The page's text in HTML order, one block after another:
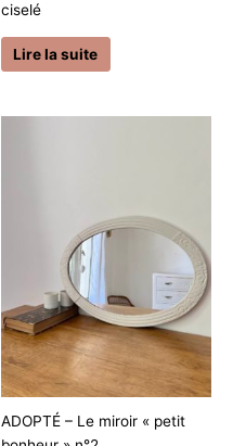
ciselé
Lire la suite
ADOPTÉ – Le miroir « petit